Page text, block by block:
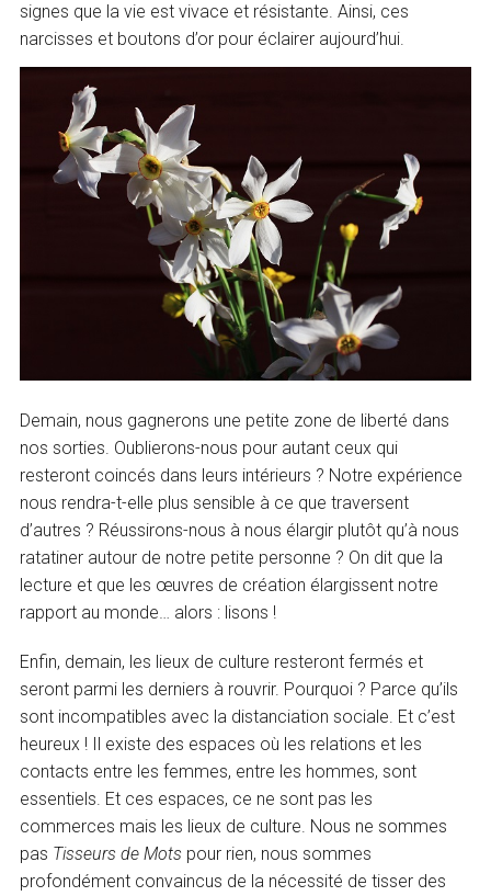
signes que la vie est vivace et résistante. Ainsi, ces
narcisses et boutons d’or pour éclairer aujourd’hui.
Demain, nous gagnerons une petite zone de liberté dans
nos sorties. Oublierons-nous pour autant ceux qui
resteront coincés dans leurs intérieurs ? Notre expérience
nous rendra-t-elle plus sensible à ce que traversent
d’autres ? Réussirons-nous à nous élargir plutôt qu’à nous
ratatiner autour de notre petite personne ? On dit que la
lecture et que les œuvres de création élargissent notre
rapport au monde… alors : lisons !
Enfin, demain, les lieux de culture resteront fermés et
seront parmi les derniers à rouvrir. Pourquoi ? Parce qu’ils
sont incompatibles avec la distanciation sociale. Et c’est
heureux ! Il existe des espaces où les relations et les
contacts entre les femmes, entre les hommes, sont
essentiels. Et ces espaces, ce ne sont pas les
commerces mais les lieux de culture. Nous ne sommes
pas Tisseurs de Mots pour rien, nous sommes
profondément convaincus de la nécessité de tisser des